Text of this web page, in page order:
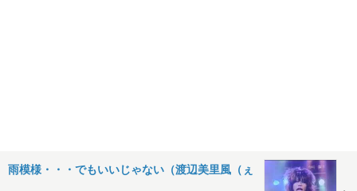
雨模様・・・でもいいじゃない（渡辺美里風（ぇ